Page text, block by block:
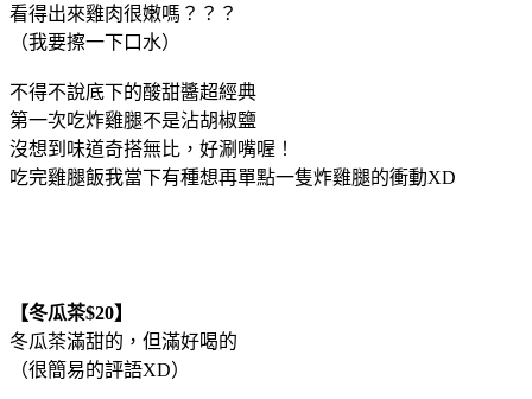
看得出來雞肉很嫩嗎？？？
（我要擦一下口水）
不得不說底下的酸甜醬超經典
第一次吃炸雞腿不是沾胡椒鹽
沒想到味道奇搭無比，好涮嘴喔！
吃完雞腿飯我當下有種想再單點一隻炸雞腿的衝動XD
【冬瓜茶$20】
冬瓜茶滿甜的，但滿好喝的
（很簡易的評語XD）